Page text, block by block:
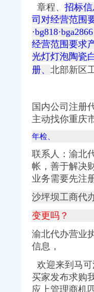
造网,武汉网通知
律咨询上中顾法律网
要求-太原58同城
资企业注册_代理外资公
资企业注册_代理外资公
资企业注册_代理外资公
告_工商信息-启信宝
价格,厂家,图片,公
新浪博客
么要求-太原58同城
章程、 招标
司对经营范围
经营范围要求
光灯灯泡陶瓷
册、 北部新区
国内公司注册
主动找你重庆
年检、
联系人： 渝北
帐，善于解决
业务需要先注
沙坪坝工商代
变更吗？
渝北代办营业
信息，
欢迎来到马
买家发布求购
应上管理商机